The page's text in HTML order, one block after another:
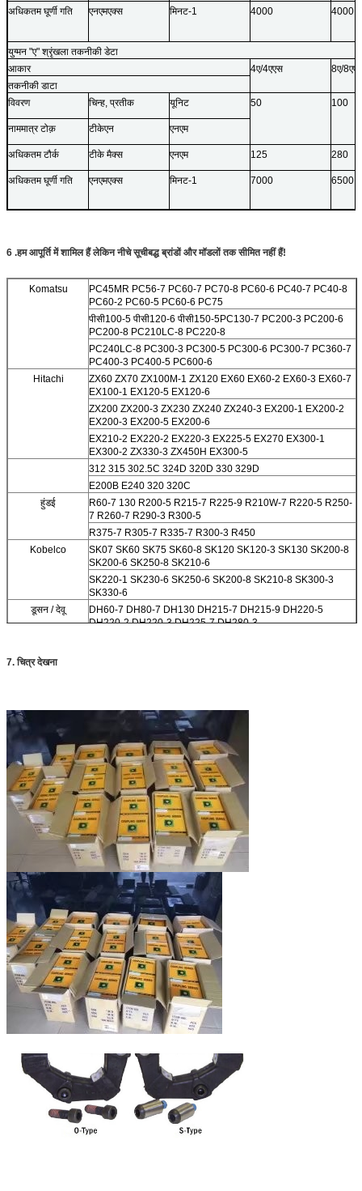
अधिकतम घूर्णी गति एनएमएक्स मिनट-1 4000 4000
युग्मन "ए" श्रृंखला तकनीकी डेटा
आकार
4ए/4एएस
8ए/
तकनीकी डाटा
विवरण
चिन्ह, प्रतीक यूनिट 50 100
नाममात्र टोक़ टीकेएन एनएम
अधिकतम टौर्क टीके मैक्स एनएम 125 280
अधिकतम घूर्णी गति एनएमएक्स मिनट-1 7000 6500
6 .हम आपूर्ति में शामिल हैं लेकिन नीचे सूचीबद्ध ब्रांडों और मॉडलों तक सीमित नहीं हैं!
Komatsu
PC45MR PC56-7 PC60-7 PC70-8 PC60-6 PC40-7 PC40-8
PC60-2 PC60-5 PC60-6 PC75
पीसी100-5 पीसी120-6 पीसी150-5PC130-7 PC200-3 PC200-6
PC200-8 PC210LC-8 PC220-8
PC240LC-8 PC300-3 PC300-5 PC300-6 PC300-7 PC360-7
PC400-3 PC400-5 PC600-6
Hitachi
ZX60 ZX70 ZX100M-1 ZX120 EX60 EX60-2 EX60-3 EX60-7
EX100-1 EX120-5 EX120-6
ZX200 ZX200-3 ZX230 ZX240 ZX240-3 EX200-1 EX200-2
EX200-3 EX200-5 EX200-6
EX210-2 EX220-2 EX220-3 EX225-5 EX270 EX300-1
EX300-2 ZX330-3 ZX450H EX300-5
312 315 302.5C 324D 320D 330 329D
E200B E240 320 320C
हुंडई
R60-7 130 R200-5 R215-7 R225-9 R210W-7 R220-5 R250-
7 R260-7 R290-3 R300-5
R375-7 R305-7 R335-7 R300-3 R450
Kobelco
SK07 SK60 SK75 SK60-8 SK120 SK120-3 SK130 SK200-8
SK200-6 SK250-8 SK210-6
SK220-1 SK230-6 SK250-6 SK200-8 SK210-8 SK300-3
SK330-6
डूसन / देवू
DH60-7 DH80-7 DH130 DH215-7 DH215-9 DH220-5
DH220-2 DH220-3 DH225-7 DH280-3
चुनाव आयोग
SH200 SH200A3
केटो
HD550 HD450 HD800-7 HD400SEM HD700-2 HD700-5
HD700-7 HD800SD-5 HD900-7
HD820-2 HD820 HD770-1 HD770-2 HD880-1 HD850
HD250 HD400
अन्य ब्रांड
CLG200 Sunward60 Sunward70
XG820
7. चित्र देखना